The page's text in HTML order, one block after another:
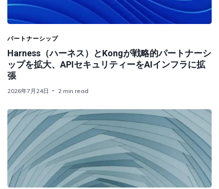
パートナーシップ
Harness（ハーネス）とKongが戦略的パートナーシ
ップを拡大、APIセキュリティーをAIインフラに拡
張
2026年7月24日 2 min read